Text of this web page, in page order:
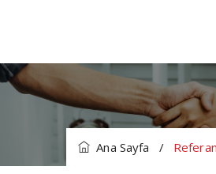
Ana Sayfa /